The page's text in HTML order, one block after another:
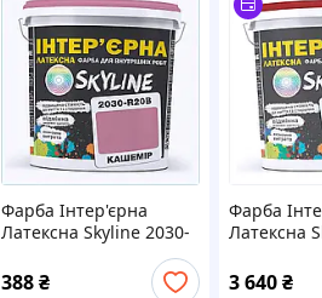
Фарба Інтер'єрна
Латексна Skyline 2030-
8X206P183
388 ₴
Фарба
Латексна
B82C06213
3 640₴